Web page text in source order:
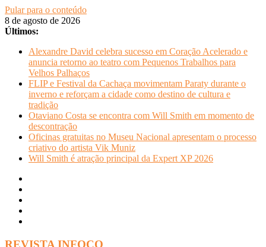
Pular para o conteúdo
8 de agosto de 2026
Últimos:
Alexandre David celebra sucesso em Coração Acelerado e
anuncia retorno ao teatro com Pequenos Trabalhos para
Velhos Palhaços
FLIP e Festival da Cachaça movimentam Paraty durante o
inverno e reforçam a cidade como destino de cultura e
tradição
Otaviano Costa se encontra com Will Smith em momento de
descontração
Oficinas gratuitas no Museu Nacional apresentam o processo
criativo do artista Vik Muniz
Will Smith é atração principal da Expert XP 2026
REVISTA INFOCO